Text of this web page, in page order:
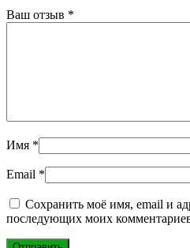
Ваш отзыв *
Имя *
Email *
Сохранить моё имя, email и
последующих моих